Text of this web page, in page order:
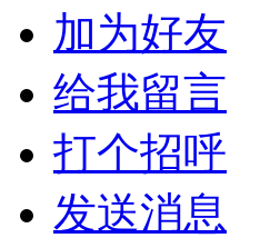
加为好友
给我留言
打个招呼
发送消息